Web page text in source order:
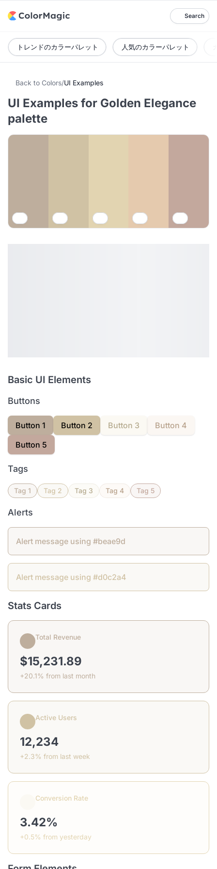
Search
トレンドのカラーパレット 人気のカラーパレット
Back to Colors/UI Examples
UI Examples for Golden Elegance
palette
Basic UI Elements
Buttons
Button 1 Button 2 Button 3
Button 4
Button 5
Tags
Tag 1 Tag 2 Tag 3 Tag 4 Tag 5
Alerts
Alert message using #beae9d
Alert message using #d0c2a4
Stats Cards
Total Revenue
$15,231.89
+20.1% from last month
Active Users
12,234
+2.3% from last week
Conversion Rate
3.42%
+0.5% from yesterday